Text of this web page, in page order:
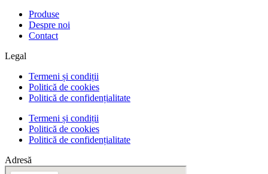
Produse
Despre noi
Contact
Legal
Termeni și condiții
Politică de cookies
Politică de confidențialitate
Termeni și condiții
Politică de cookies
Politică de confidențialitate
Adresă